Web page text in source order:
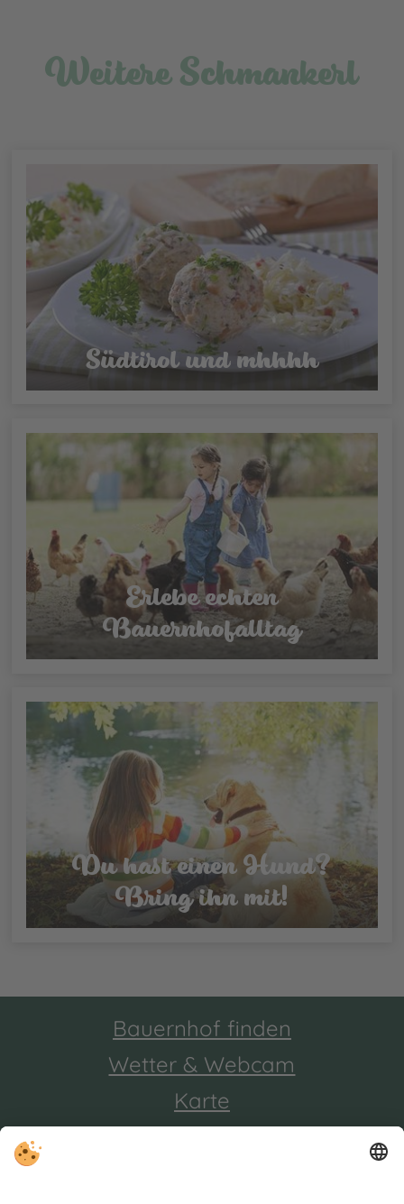
Weitere Schmankerl
Südtirol und mhhhh
Erlebe echten
Bauernhofalltag
Du hast einen Hund?
Bring ihn mit!
Bauernhof finden
Wetter & Webcam
Karte